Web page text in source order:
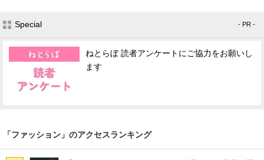
Special - PR -
ねとらぼ 読者アンケートにご協力をお願いし
ます
「ファッション」のアクセスランキング